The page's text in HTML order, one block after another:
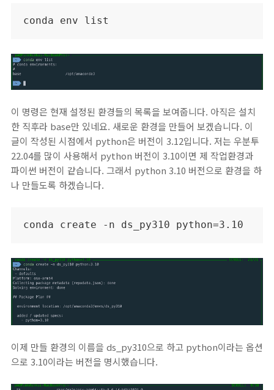
conda env list
이 명령은 현재 설정된 환경들의 목록을 보여줍니다. 아직은 설치
한 직후라 base만 있네요. 새로운 환경을 만들어 보겠습니다. 이
글이 작성된 시점에서 python은 버전이 3.12입니다. 저는 우분투
22.04를 많이 사용해서 python 버전이 3.10이면 제 작업환경과
파이썬 버전이 같습니다. 그래서 python 3.10 버전으로 환경을 하
나 만들도록 하겠습니다.
conda create -n ds_py310 python=3.10
이제 만들 환경의 이름을 ds_py310으로 하고 python이라는 옵션
으로 3.10이라는 버전을 명시했습니다.